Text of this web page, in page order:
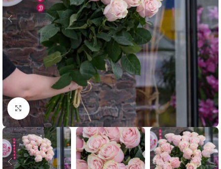
Click to enlarge